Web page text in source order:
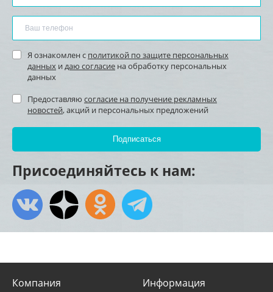
Я ознакомлен с политикой по защите персональных
данных и даю согласие на обработку персональных
данных
Предоставляю согласие на получение рекламных
новостей, акций и персональных предложений
Присоединяйтесь к нам:
Компания Информация